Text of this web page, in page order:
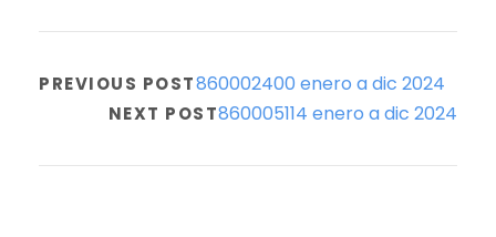
PREVIOUS POST860002400 enero a dic 2024
NEXT POST860005114 enero a dic 2024